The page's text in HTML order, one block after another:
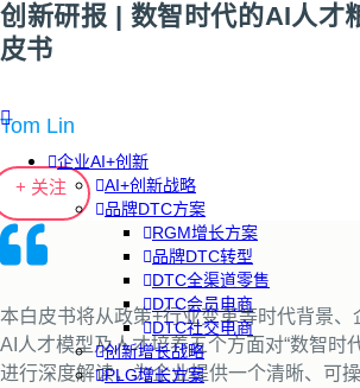
企业AI+创新
AI+创新战略
品牌DTC方案
RGM增长方案
品牌DTC转型
DTC全渠道零售
DTC会员电商
DTC社交电商
创新增长战略
PLG增长方案
创新研报 | 数智时代的AI人才
皮书
Tom Lin
+ 关注
本白皮书将从政策+行业变革等时代背景、
AI人才模型及人才培养五个方面对“数智时
进行深度解读，为企业提供一个清晰、可